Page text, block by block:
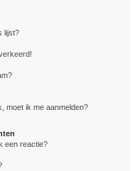
lijst?
moet ik me aanmelden?
een reactie?